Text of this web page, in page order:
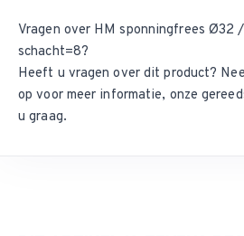
24, 26, 28, 30, 32) diverse
ons artikelnummer 9004.
Vragen over HM sponningfrees Ø32
schacht=8?
Heeft u vragen over dit product?
op voor meer informatie, onze
u graag.